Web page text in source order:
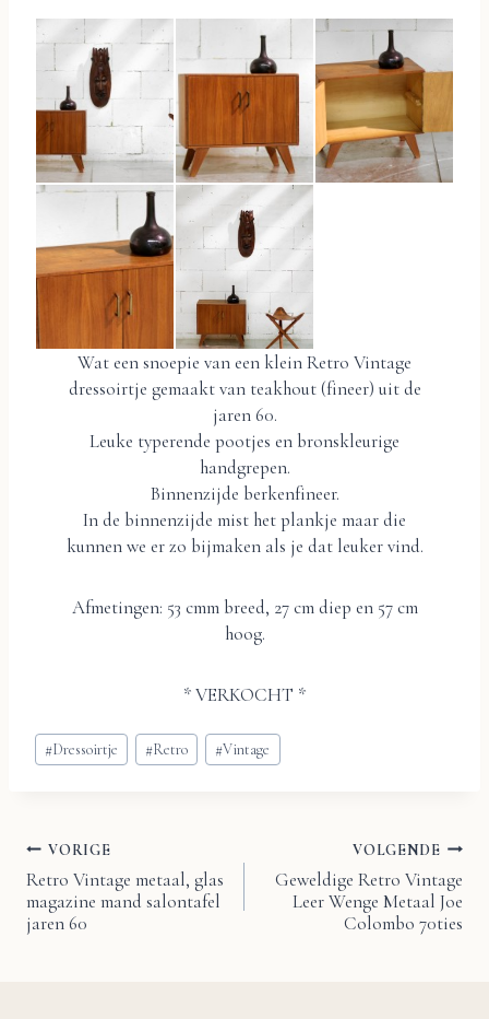
Wat een snoepie van een klein Retro Vintage
dressoirtje gemaakt van teakhout (fineer) uit de
jaren 60.
Leuke typerende pootjes en bronskleurige
handgrepen.
Binnenzijde berkenfineer.
In de binnenzijde mist het plankje maar die
kunnen we er zo bijmaken als je dat leuker vind.
Afmetingen: 53 cmm breed, 27 cm diep en 57 cm
hoog.
* VERKOCHT *
Bericht
tags:
#Dressoirtje #Retro #Vintage
Bericht
navigatie
VORIGE
Retro Vintage metaal, glas
magazine mand salontafel
jaren 60
VOLGENDE
Geweldige Retro Vintage
Leer Wenge Metaal Joe
Colombo 70ties